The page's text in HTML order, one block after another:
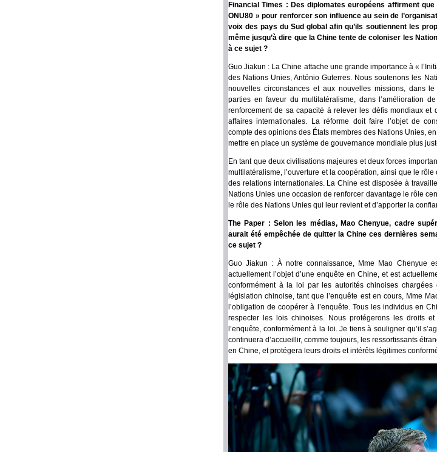
Financial Times : Des diplomates européens affirment
ONU80 » pour renforcer son influence au sein de
voix des pays du Sud global afin qu’ils soutiennent les
même jusqu’à dire que la Chine tente de coloniser les
à ce sujet ?
Guo Jiakun : La Chine attache une grande importance à «
des Nations Unies, António Guterres. Nous soutenons les
nouvelles circonstances et aux nouvelles missions, dans
parties en faveur du multilatéralisme, dans l’amélioration
renforcement de sa capacité à relever les défis mondiaux
affaires internationales. La réforme doit faire l’objet de
compte des opinions des États membres des Nations Unies,
mettre en place un système de gouvernance mondiale plus
En tant que deux civilisations majeures et deux forces
multilatéralisme, l’ouverture et la coopération, ainsi que le
des relations internationales. La Chine est disposée à
Nations Unies une occasion de renforcer davantage le rôle
le rôle des Nations Unies qui leur revient et d’apporter la
The Paper : Selon les médias, Mao Chenyue, cadre
aurait été empêchée de quitter la Chine ces dernières
ce sujet ?
Guo Jiakun : À notre connaissance, Mme Mao Chenyue
actuellement l’objet d’une enquête en Chine, et est
conformément à la loi par les autorités chinoises
législation chinoise, tant que l’enquête est en cours, Mme
l’obligation de coopérer à l’enquête. Tous les individus en
respecter les lois chinoises. Nous protégerons les droits
l’enquête, conformément à la loi. Je tiens à souligner qu’il
continuera d’accueillir, comme toujours, les ressortissants
en Chine, et protégera leurs droits et intérêts légitimes